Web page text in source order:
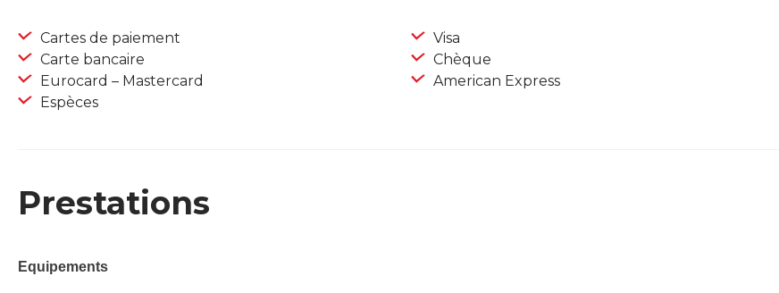
Cartes de paiement
Carte bancaire
Eurocard – Mastercard
Espèces
Visa
Chèque
American Express
Prestations
Equipements